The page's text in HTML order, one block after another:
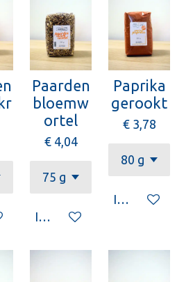
Paarden
bloemw
ortel
€ 4,04
In winkelwagen
Paprika
gerookt
€ 3,78
In